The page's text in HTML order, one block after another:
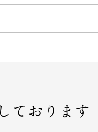
ております